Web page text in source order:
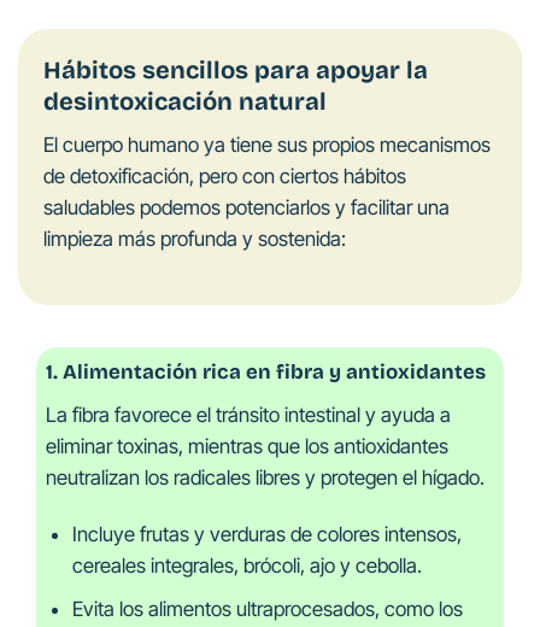
Hábitos sencillos para apoyar la
desintoxicación natural
El cuerpo humano ya tiene sus propios mecanismos
de detoxificación, pero con ciertos hábitos
saludables podemos potenciarlos y facilitar una
limpieza más profunda y sostenida:
1. Alimentación rica en fibra y antioxidantes
La fibra favorece el tránsito intestinal y ayuda a
eliminar toxinas, mientras que los antioxidantes
neutralizan los radicales libres y protegen el hígado.
Incluye frutas y verduras de colores intensos,
cereales integrales, brócoli, ajo y cebolla.
Evita los alimentos ultraprocesados, como los